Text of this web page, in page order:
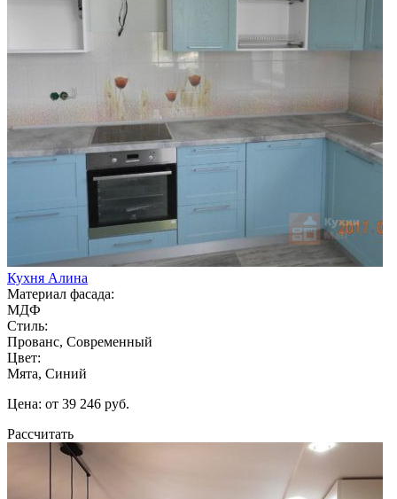
Кухня Алина
Материал фасада:
МДФ
Стиль:
Прованс, Современный
Цвет:
Мята, Синий
Цена: от 39 246 руб.
Рассчитать